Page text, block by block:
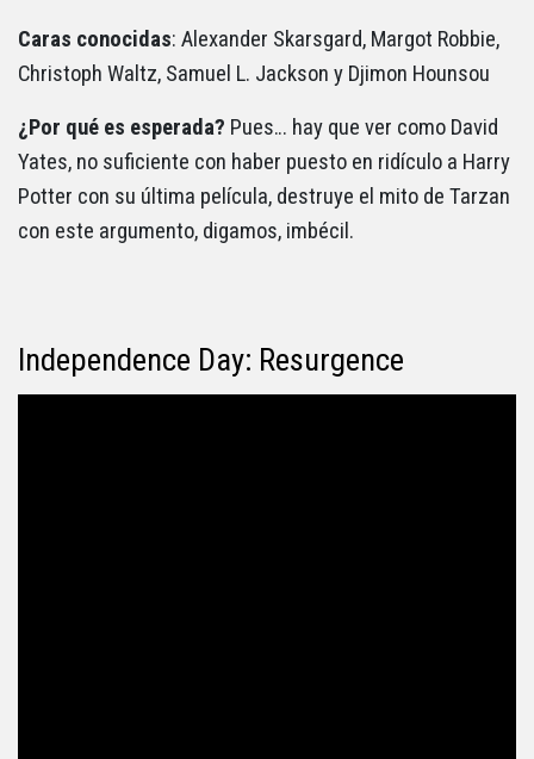
Caras conocidas: Alexander Skarsgard, Margot Robbie,
Christoph Waltz, Samuel L. Jackson y Djimon Hounsou
¿Por qué es esperada? Pues… hay que ver como David
Yates, no suficiente con haber puesto en ridículo a Harry
Potter con su última película, destruye el mito de Tarzan
con este argumento, digamos, imbécil.
Independence Day: Resurgence